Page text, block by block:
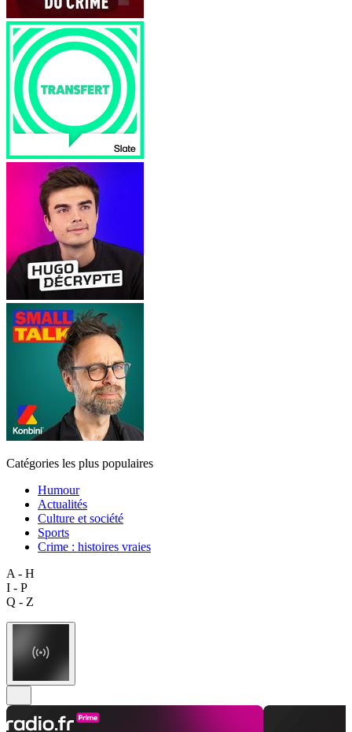
Catégories les plus populaires
Humour
Actualités
Culture et société
Sports
Crime : histoires vraies
A - H
I - P
Q - Z